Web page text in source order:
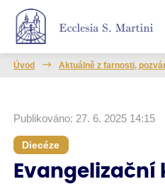
Úvod Aktuálně z farnosti,
Publikováno: 27. 6. 2025 14:15
Diecéze
Evangelizační